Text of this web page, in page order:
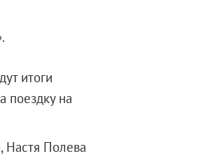
итоги
поездку на
Настя Полева